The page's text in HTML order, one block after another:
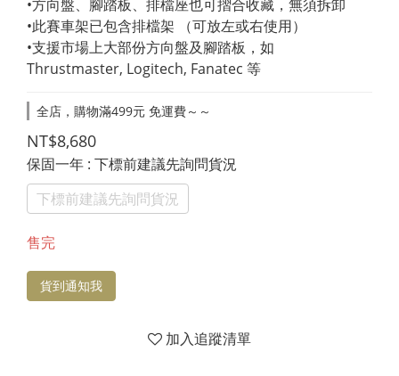
•方向盤、腳踏板、排檔座也可摺合收藏，無須拆卸
•此賽車架已包含排檔架 （可放左或右使用）
•支援市場上大部份方向盤及腳踏板，如
Thrustmaster, Logitech, Fanatec 等
全店，購物滿499元 免運費～～
NT$8,680
保固一年 : 下標前建議先詢問貨況
下標前建議先詢問貨況
售完
貨到通知我
加入追蹤清單